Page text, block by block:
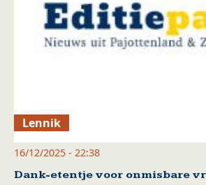
Lennik
16/12/2025 - 22:38
Dank-etentje voor onmisbare